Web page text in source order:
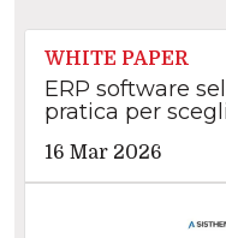
WHITE PAPER
ERP software
pratica per
16 Mar 2026